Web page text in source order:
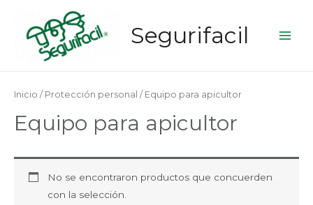
Segurifacil
Inicio / Protección personal / Equipo para apicultor
Equipo para apicultor
No se encontraron productos que concuerden
con la selección.